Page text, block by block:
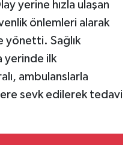
yerine hızla ulaşan
önlemleri alarak
yönetti. Sağlık
yerinde ilk
ambulanslarla
sevk edilerek tedavi